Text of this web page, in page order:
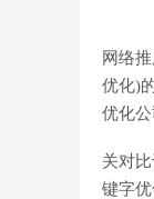
网络
优化)
优化公
关对
键字